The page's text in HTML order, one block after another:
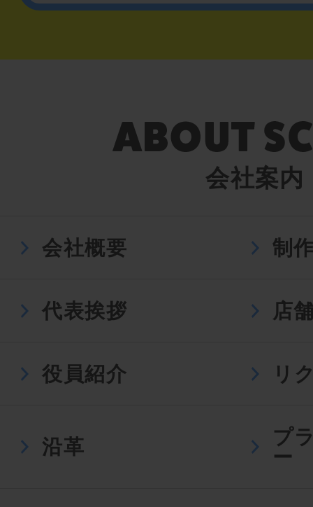
会社案内
会社概要 制
代表挨拶 店
役員紹介 リ
沿革
プ
ー